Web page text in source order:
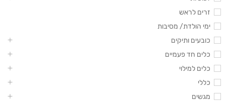
זרים לראש
ימי הולדת/ מסיבות
כובעים ותיקים
כלים חד פעמיים
כלים למילוי
כללי
מגשים